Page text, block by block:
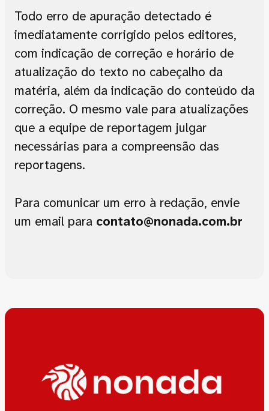
Todo erro de apuração detectado é
imediatamente corrigido pelos editores,
com indicação de correção e horário de
atualização do texto no cabeçalho da
matéria, além da indicação do conteúdo da
correção. O mesmo vale para atualizações
que a equipe de reportagem julgar
necessárias para a compreensão das
reportagens.
Para comunicar um erro à redação, envie
um email para contato@nonada.com.br